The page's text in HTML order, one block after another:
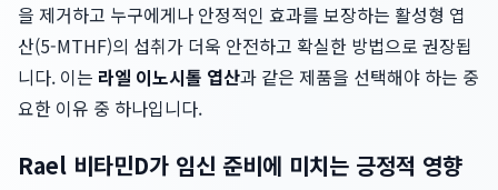
을 제거하고 누구에게나 안정적인 효과를 보장하는 활성형 엽
산(5-MTHF)의 섭취가 더욱 안전하고 확실한 방법으로 권장됩
니다. 이는 라엘 이노시톨 엽산과 같은 제품을 선택해야 하는 중
요한 이유 중 하나입니다.
Rael 비타민D가 임신 준비에 미치는 긍정적 영향